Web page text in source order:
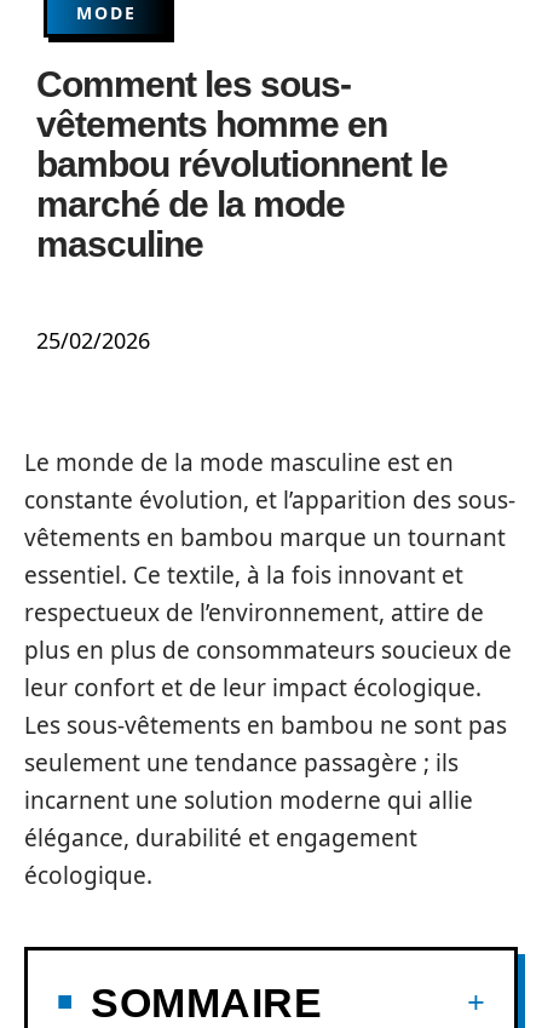
MODE
Comment les sous-
vêtements homme en
bambou révolutionnent le
marché de la mode
masculine
25/02/2026
Le monde de la mode masculine est en
constante évolution, et l’apparition des sous-
vêtements en bambou marque un tournant
essentiel. Ce textile, à la fois innovant et
respectueux de l’environnement, attire de
plus en plus de consommateurs soucieux de
leur confort et de leur impact écologique.
Les sous-vêtements en bambou ne sont pas
seulement une tendance passagère ; ils
incarnent une solution moderne qui allie
élégance, durabilité et engagement
écologique.
SOMMAIRE